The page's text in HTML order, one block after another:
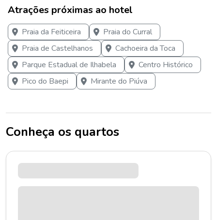
Atrações próximas ao hotel
Praia da Feiticeira
Praia do Curral
Praia de Castelhanos
Cachoeira da Toca
Parque Estadual de Ilhabela
Centro Histórico
Pico do Baepi
Mirante do Piúva
Conheça os quartos